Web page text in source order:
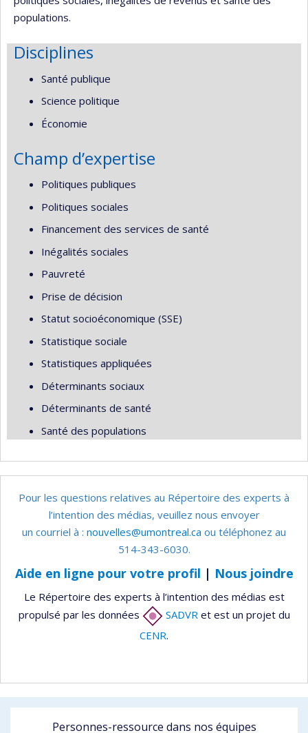
populations.
Disciplines
Santé publique
Science politique
Économie
Champ d’expertise
Politiques publiques
Politiques sociales
Financement des services de santé
Inégalités sociales
Pauvreté
Prise de décision
Statut socioéconomique (SSE)
Statistique sociale
Statistiques appliquées
Déterminants sociaux
Déterminants de santé
Santé des populations
Pour les questions relatives au Répertoire des experts à
l’intention des médias, veuillez nous envoyer
un courriel à : nouvelles@umontreal.ca ou téléphonez au
514-343-6030.
Aide en ligne pour votre profil | Nous joindre
Le Répertoire des experts à l’intention des médias est
propulsé par les données
SADVRet est un projet du
CENR.
Personnes-ressource dans nos équipes